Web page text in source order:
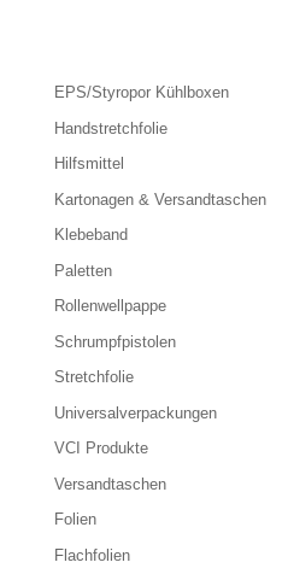
EPS/Styropor Kühlboxen
Handstretchfolie
Hilfsmittel
Kartonagen & Versandtaschen
Klebeband
Paletten
Rollenwellpappe
Schrumpfpistolen
Stretchfolie
Universalverpackungen
VCI Produkte
Versandtaschen
Folien
Flachfolien